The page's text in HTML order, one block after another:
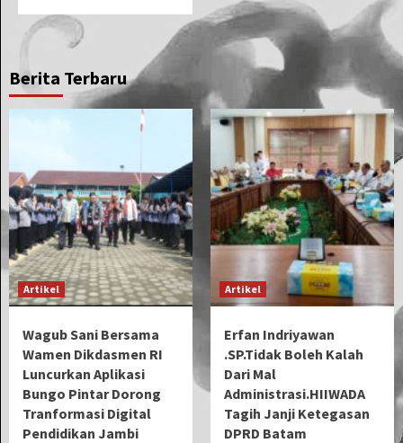
Berita Terbaru
Artikel
Wagub Sani Bersama
Wamen Dikdasmen RI
Luncurkan Aplikasi
Bungo Pintar Dorong
Tranformasi Digital
Pendidikan Jambi
Artikel
Erfan Indriyawan
.SP.Tidak Boleh Kalah
Dari Mal
Administrasi.HIIWADA
Tagih Janji Ketegasan
DPRD Batam